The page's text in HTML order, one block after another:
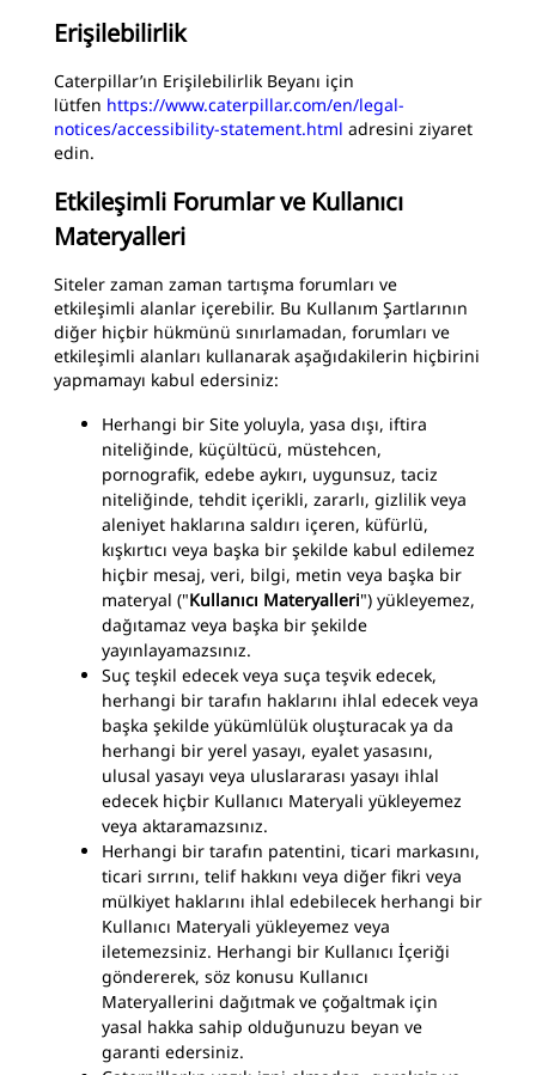
Erişilebilirlik
Caterpillar’ın Erişilebilirlik Beyanı için
lütfen https://www.caterpillar.com/en/legal-
notices/accessibility-statement.html adresini ziyaret
edin.
Etkileşimli Forumlar ve Kullanıcı
Materyalleri
Siteler zaman zaman tartışma forumları ve
etkileşimli alanlar içerebilir. Bu Kullanım Şartlarının
diğer hiçbir hükmünü sınırlamadan, forumları ve
etkileşimli alanları kullanarak aşağıdakilerin hiçbirini
yapmamayı kabul edersiniz:
Herhangi bir Site yoluyla, yasa dışı, iftira
niteliğinde, küçültücü, müstehcen,
pornografik, edebe aykırı, uygunsuz, taciz
niteliğinde, tehdit içerikli, zararlı, gizlilik veya
aleniyet haklarına saldırı içeren, küfürlü,
kışkırtıcı veya başka bir şekilde kabul edilemez
hiçbir mesaj, veri, bilgi, metin veya başka bir
materyal ("Kullanıcı Materyalleri") yükleyemez,
dağıtamaz veya başka bir şekilde
yayınlayamazsınız.
Suç teşkil edecek veya suça teşvik edecek,
herhangi bir tarafın haklarını ihlal edecek veya
başka şekilde yükümlülük oluşturacak ya da
herhangi bir yerel yasayı, eyalet yasasını,
ulusal yasayı veya uluslararası yasayı ihlal
edecek hiçbir Kullanıcı Materyali yükleyemez
veya aktaramazsınız.
Herhangi bir tarafın patentini, ticari markasını,
ticari sırrını, telif hakkını veya diğer fikri veya
mülkiyet haklarını ihlal edebilecek herhangi bir
Kullanıcı Materyali yükleyemez veya
iletemezsiniz. Herhangi bir Kullanıcı İçeriği
göndererek, söz konusu Kullanıcı
Materyallerini dağıtmak ve çoğaltmak için
yasal hakka sahip olduğunuzu beyan ve
garanti edersiniz.